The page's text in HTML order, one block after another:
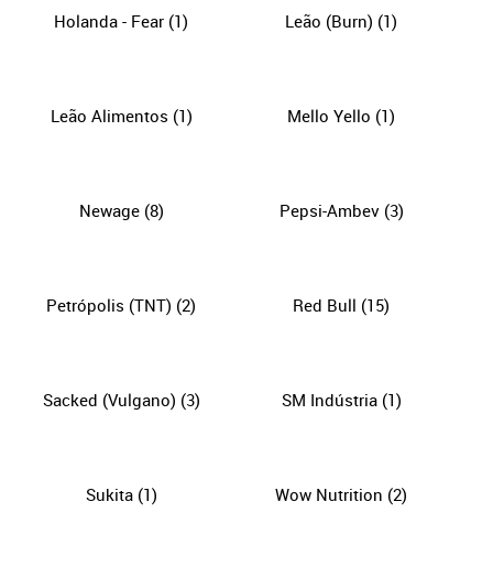
Holanda - Fear (1) Leão (Burn) (1)
Leão Alimentos (1) Mello Yello (1)
Newage (8) Pepsi-Ambev (3)
Petrópolis (TNT) (2) Red Bull (15)
Sacked (Vulgano) (3) SM Indústria (1)
Sukita (1) Wow Nutrition (2)